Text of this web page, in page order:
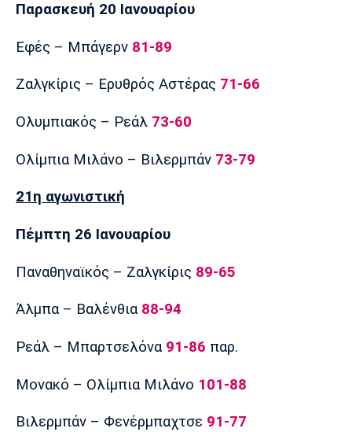
Παρασκευή 20 Ιανουαρίου
Εφές – Μπάγερν 81-89
Ζαλγκίρις – Ερυθρός Αστέρας 71-66
Ολυμπιακός – Ρεάλ 73-60
Ολίμπια Μιλάνο – Βιλερμπάν 73-79
21η αγωνιστική
Πέμπτη 26 Ιανουαρίου
Παναθηναϊκός – Ζαλγκίρις 89-65
Άλμπα – Βαλένθια 88-94
Ρεάλ – Μπαρτσελόνα 91-86 παρ.
Μονακό – Ολίμπια Μιλάνο 101-88
Βιλερμπάν – Φενέρμπαχτσε 91-77